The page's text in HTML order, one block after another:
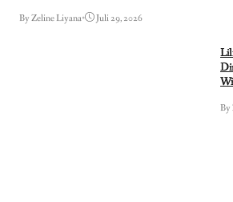
By Zeline Liyana• Juli 29, 2026
By